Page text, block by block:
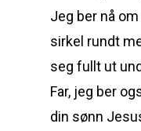
Jeg ber nå
sirkel rundt
seg fullt ut
Far, jeg ber
din sønn